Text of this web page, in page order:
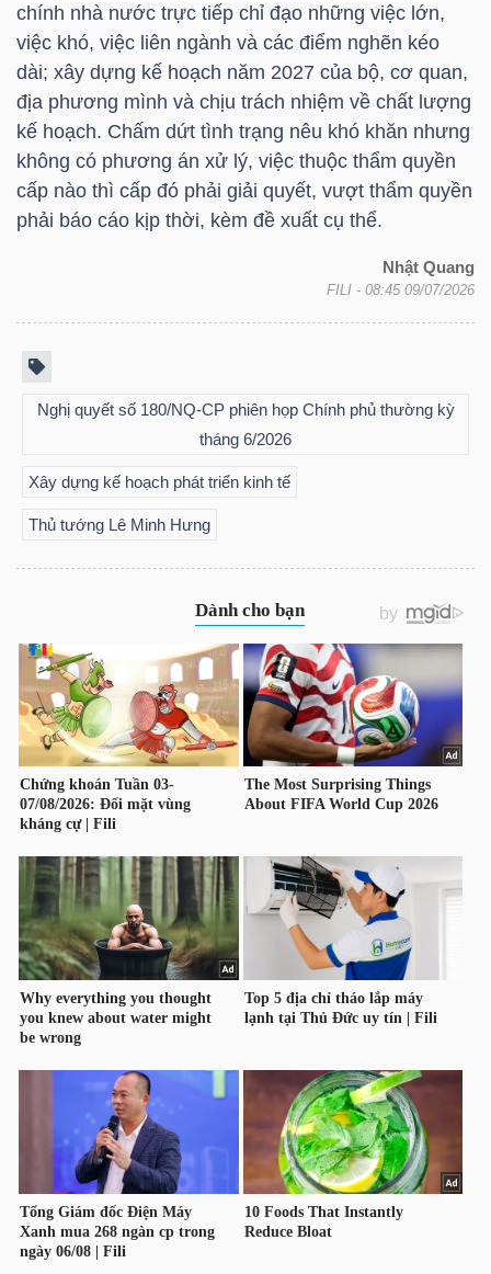
chính nhà nước trực tiếp chỉ đạo những việc lớn,
việc khó, việc liên ngành và các điểm nghẽn kéo
dài; xây dựng kế hoạch năm 2027 của bộ, cơ quan,
địa phương mình và chịu trách nhiệm về chất lượng
kế hoạch. Chấm dứt tình trạng nêu khó khăn nhưng
không có phương án xử lý, việc thuộc thẩm quyền
cấp nào thì cấp đó phải giải quyết, vượt thẩm quyền
phải báo cáo kịp thời, kèm đề xuất cụ thể.
Nhật Quang
FILI - 08:45 09/07/2026
Nghị quyết số 180/NQ-CP phiên họp Chính phủ thường kỳ
tháng 6/2026
Xây dựng kế hoạch phát triển kinh tế
Thủ tướng Lê Minh Hưng
CÔNG
CỤ
ĐẦU
TƯ
TRUY
Ngành
(-)
SECTOR
LƯỢNG
NGUYÊN
VẬT
LIỆU
CÔNG
NGHIỆP
TIÊU
DÙNG
KHÔNG
THIẾT